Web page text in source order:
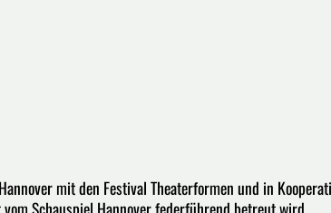
mit den Festival Theaterformen und in